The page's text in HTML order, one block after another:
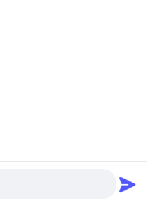
Medical Instrument Co.,
riservati.